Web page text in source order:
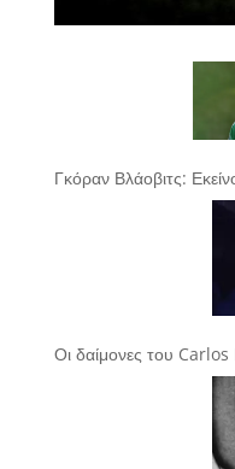
Γκόραν Βλάοβιτς:
Οι δαίμονες του